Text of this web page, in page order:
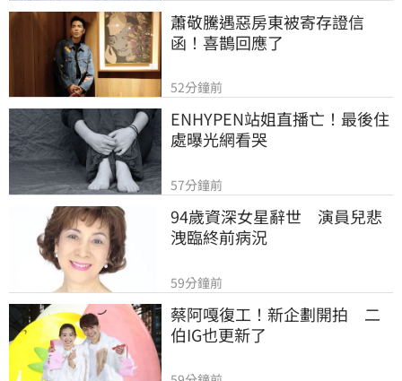
蕭敬騰遇惡房東被寄存證信
函！喜鵲回應了
52分鐘前
ENHYPEN站姐直播亡！最後住
處曝光網看哭
57分鐘前
94歲資深女星辭世　演員兒悲
洩臨終前病況
59分鐘前
蔡阿嘎復工！新企劃開拍　二
伯IG也更新了